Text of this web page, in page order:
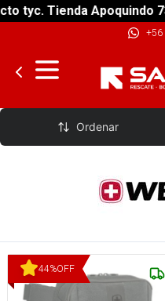
Tienda Apoquindo 7331.
+56
Wenger
Ordenar
44%OFF